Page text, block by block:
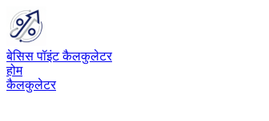
बेसिस पॉइंट कैलकुलेटर
होम
कैलकुलेटर